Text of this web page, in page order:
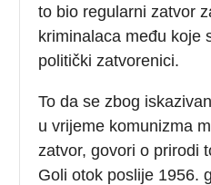
to bio regularni zatvor
kriminalaca među koje
politički zatvorenici.
To da se zbog
u vrijeme komunizma
zatvor, govori o prirodi
Goli otok poslije 1956.